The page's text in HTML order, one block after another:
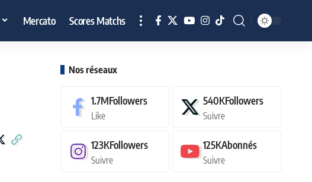
Mercato Scores Matchs
Nos réseaux
1.7MFollowers
Like
540KFollowers
Suivre
123KFollowers
Suivre
125KAbonnés
Suivre